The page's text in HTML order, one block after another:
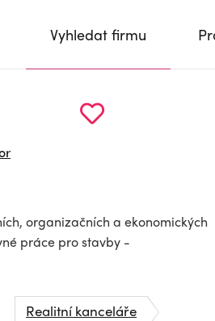
Vyhledat firmu
organizačních a ekonomických
práce pro stavby -
Realitní kanceláře